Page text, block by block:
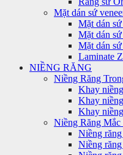
Mặt dán sứ
Mặt dán
Mặt dán
Mặt dán
Laminate
NIỀNG RĂNG
Niềng Răng
Khay
Khay
Khay
Niềng Răng Mắc
Niềng
Niềng